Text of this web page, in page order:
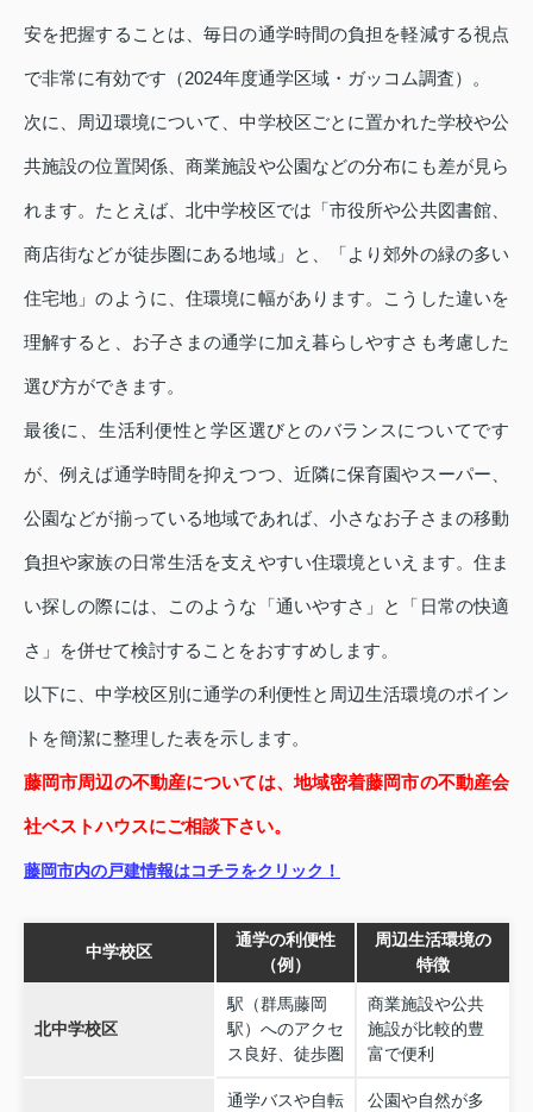
安を把握することは、毎日の通学時間の負担を軽減する視点
で非常に有効です（2024年度通学区域・ガッコム調査）。
次に、周辺環境について、中学校区ごとに置かれた学校や公
共施設の位置関係、商業施設や公園などの分布にも差が見ら
れます。たとえば、北中学校区では「市役所や公共図書館、
商店街などが徒歩圏にある地域」と、「より郊外の緑の多い
住宅地」のように、住環境に幅があります。こうした違いを
理解すると、お子さまの通学に加え暮らしやすさも考慮した
選び方ができます。
最後に、生活利便性と学区選びとのバランスについてです
が、例えば通学時間を抑えつつ、近隣に保育園やスーパー、
公園などが揃っている地域であれば、小さなお子さまの移動
負担や家族の日常生活を支えやすい住環境といえます。住ま
い探しの際には、このような「通いやすさ」と「日常の快適
さ」を併せて検討することをおすすめします。
以下に、中学校区別に通学の利便性と周辺生活環境のポイン
トを簡潔に整理した表を示します。
藤岡市周辺の不動産については、地域密着藤岡市の不動産会
社ベストハウスにご相談下さい。
藤岡市内の戸建情報はコチラをクリック！
中学校区
通学の利便性
（例）
周辺生活環境の
特徴
北中学校区
駅（群馬藤岡
駅）へのアクセ
ス良好、徒歩圏
商業施設や公共
施設が比較的豊
富で便利
通学バスや自転
公園や自然が多